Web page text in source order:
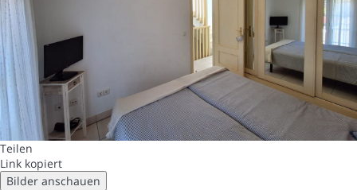
Teilen
Link kopiert
Bilder anschauen